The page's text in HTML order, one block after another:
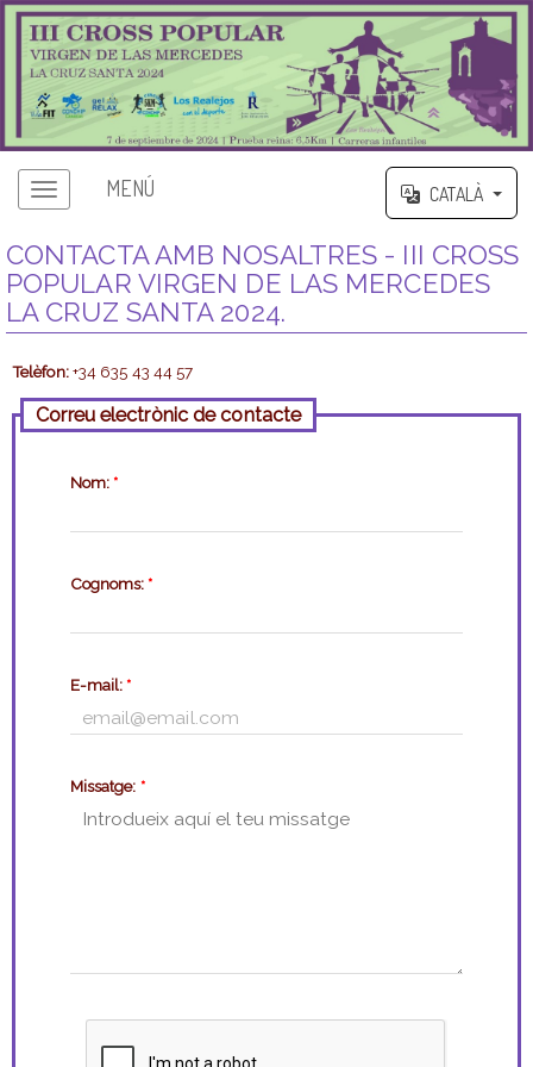
MENÚ CATALÀ
CONTACTA AMB NOSALTRES - III CROSS
POPULAR VIRGEN DE LAS MERCEDES
LA CRUZ SANTA 2024.
Telèfon:+34 635 43 44 57
Correu electrònic de contacte
Nom: *
Cognoms: *
E-mail: *
Missatge: *